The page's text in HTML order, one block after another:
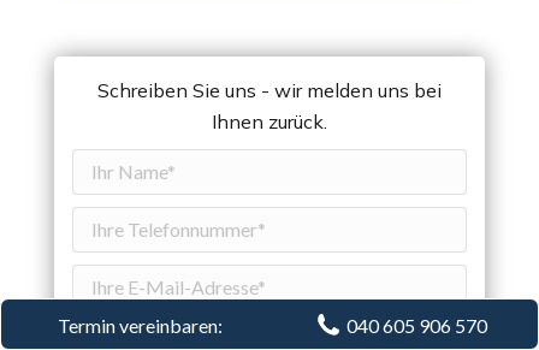
Schreiben Sie uns - wir melden uns bei
Ihnen zurück.
Termin vereinbaren: 040 605 906 570